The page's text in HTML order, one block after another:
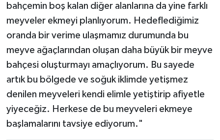
bahçemin boş kalan diğer alanlarına da yine farklı
meyveler ekmeyi planlıyorum. Hedeflediğimiz
oranda bir verime ulaşmamız durumunda bu
meyve ağaçlarından oluşan daha büyük bir meyve
bahçesi oluşturmayı amaçlıyorum. Bu sayede
artık bu bölgede ve soğuk iklimde yetişmez
denilen meyveleri kendi elimle yetiştirip afiyetle
yiyeceğiz. Herkese de bu meyveleri ekmeye
başlamalarını tavsiye ediyorum."